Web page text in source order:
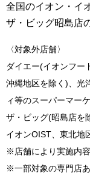
全国のイオン・イ
ザ・ビッグ昭島店
〈対象外店舗〉
ダイエー(イオンフー
沖縄地区を除く)、光
ィ等のスーパーマー
ザ・ビッグ(昭島店を
イオンOIST、東北地
※店舗により実施内
※一部対象の専門店